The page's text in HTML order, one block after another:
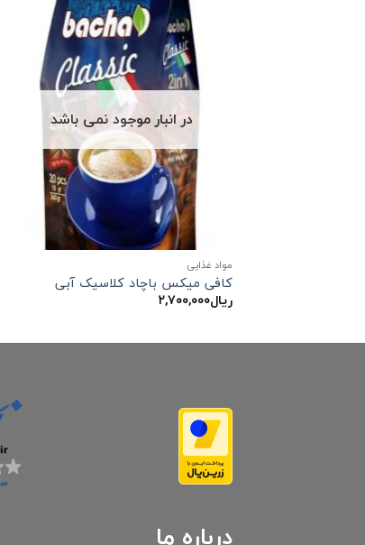
در انبار موجود نمی باشد
مواد غذایی
کافی میکس باچاد کلاسیک آبی
ریال۲,۷۰۰,۰۰۰
درباره ما